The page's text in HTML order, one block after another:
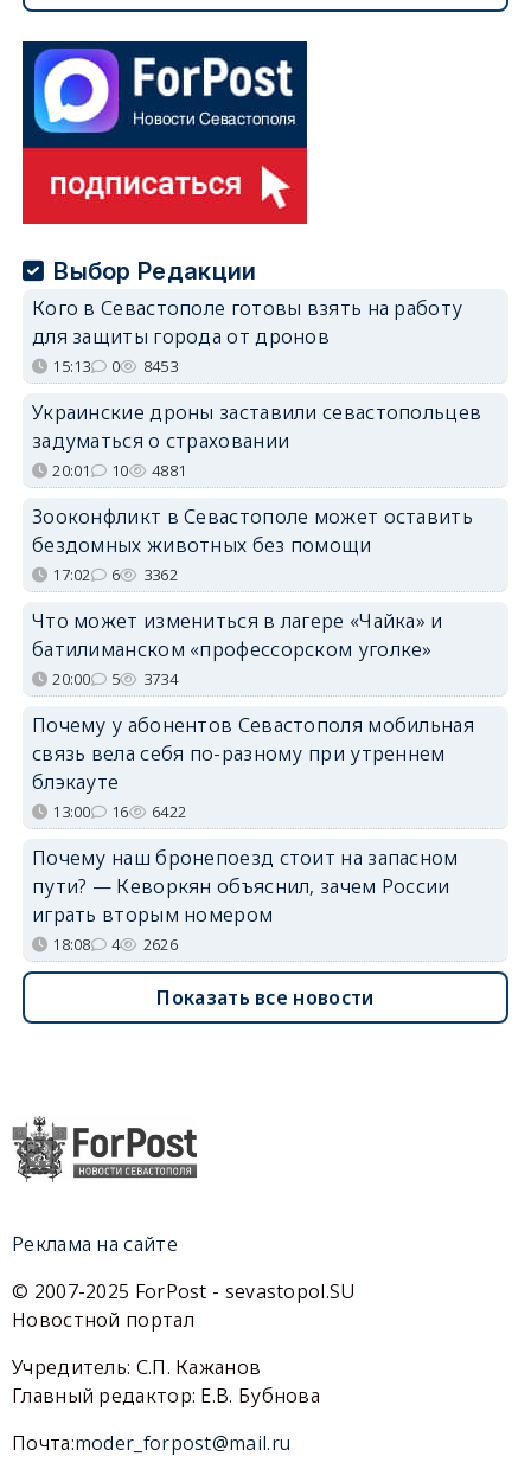
Выбор Редакции
Кого в Севастополе готовы взять на работу
для защиты города от дронов
15:13 0 8453
Украинские дроны заставили севастопольцев
задуматься о страховании
20:01 10 4881
Зооконфликт в Севастополе может оставить
бездомных животных без помощи
17:02 6 3362
Что может измениться в лагере «Чайка» и
батилиманском «профессорском уголке»
20:00 5 3734
Почему у абонентов Севастополя мобильная
связь вела себя по-разному при утреннем
блэкауте
13:00 16 6422
Почему наш бронепоезд стоит на запасном
пути? — Кеворкян объяснил, зачем России
играть вторым номером
18:08 4 2626
Показать все новости
Реклама на сайте
© 2007-2025 ForPost - sevastopol.SU
Новостной портал
Учредитель: С.П. Кажанов
Главный редактор: Е.В. Бубнова
Почта:moder_forpost@mail.ru